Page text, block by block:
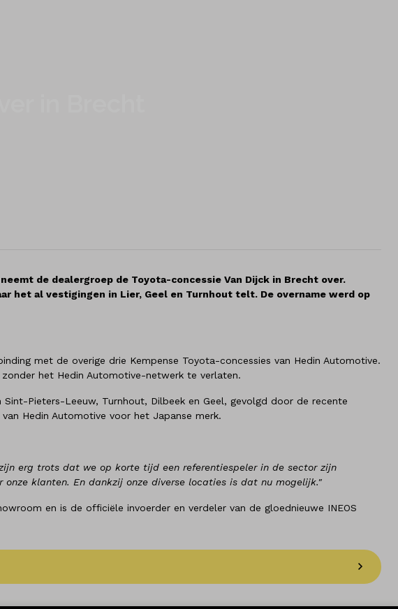
de dealergroep de Toyota-concessie Van Dijck in Brecht over.
het al vestigingen in Lier, Geel en Turnhout telt. De overname werd op
met de overige drie Kempense Toyota-concessies van Hedin Automotive.
het Hedin Automotive-netwerk te verlaten.
Pieters-Leeuw, Turnhout, Dilbeek en Geel, gevolgd door de recente
Hedin Automotive voor het Japanse merk.
erg trots dat we op korte tijd een referentiespeler in de sector zijn
klanten. En dankzij onze diverse locaties is dat nu mogelijk."
en is de officiële invoerder en verdeler van de gloednieuwe INEOS